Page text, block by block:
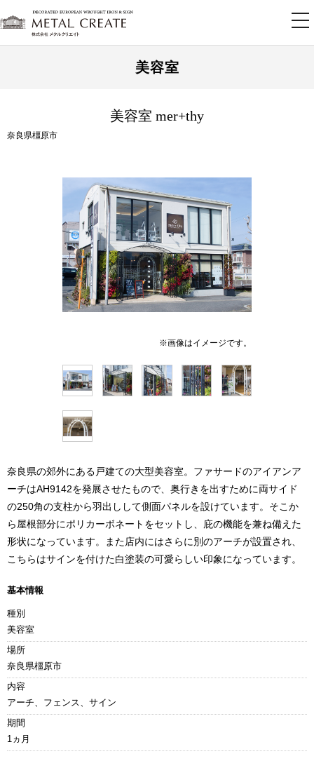
美容室
美容室 mer+thy
奈良県橿原市
奈良県の郊外にある戸建ての大型美容室。ファサードのアイアンア
ーチはAH9142を発展させたもので、奥行きを出すために両サイド
の250角の支柱から羽出しして側面パネルを設けています。そこか
ら屋根部分にポリカーボネートをセットし、庇の機能を兼ね備えた
形状になっています。また店内にはさらに別のアーチが設置され、
こちらはサインを付けた白塗装の可愛らしい印象になっています。
基本情報
種別
美容室
場所
奈良県橿原市
内容
アーチ、フェンス、サイン
期間
1ヵ月